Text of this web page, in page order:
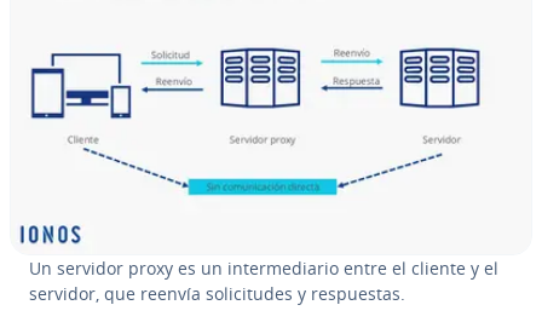
Un servidor proxy es un in­te­r­me­dia­rio entre el cliente y el
servidor, que reenvía so­li­ci­tu­des y re­s­pue­s­tas.